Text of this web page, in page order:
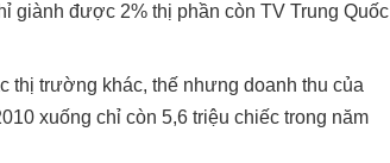
giành được 2% thị phần còn TV Trung Quốc
thị trường khác, thế nhưng doanh thu của
xuống chỉ còn 5,6 triệu chiếc trong năm